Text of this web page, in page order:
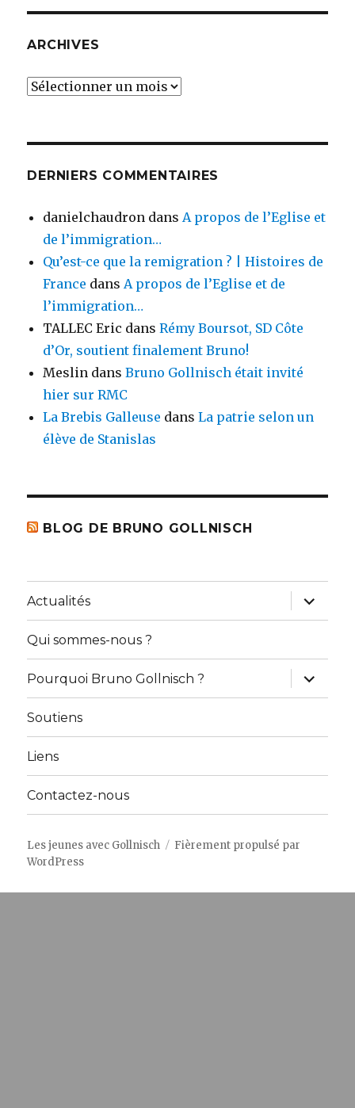
ARCHIVES
Archives
DERNIERS COMMENTAIRES
danielchaudron dansA propos de l’Eglise et
de l’immigration…
Qu’est-ce que la remigration ? | Histoires de
France dansA propos de l’Eglise et de
l’immigration…
TALLEC Eric dansRémy Boursot, SD Côte
d’Or, soutient finalement Bruno!
Meslin dansBruno Gollnisch était invité
hier sur RMC
La Brebis Galleuse dansLa patrie selon un
élève de Stanislas
BLOG DE BRUNO GOLLNISCH
Actualités
ouvrir
le
sous-
Qui sommes-nous ?
Pourquoi Bruno Gollnisch ?
ouvrir
le
sous-
Soutiens
Liens
Contactez-nous
Les jeunes avec Gollnisch
Fièrement propulsé par
WordPress